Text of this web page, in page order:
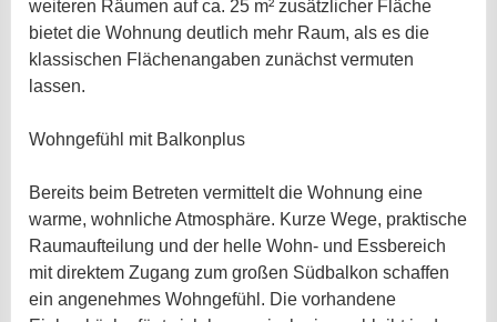
weiteren Räumen auf ca. 25 m² zusätzlicher Fläche
bietet die Wohnung deutlich mehr Raum, als es die
klassischen Flächenangaben zunächst vermuten
lassen.
Wohngefühl mit Balkonplus
Bereits beim Betreten vermittelt die Wohnung eine
warme, wohnliche Atmosphäre. Kurze Wege, praktische
Raumaufteilung und der helle Wohn- und Essbereich
mit direktem Zugang zum großen Südbalkon schaffen
ein angenehmes Wohngefühl. Die vorhandene